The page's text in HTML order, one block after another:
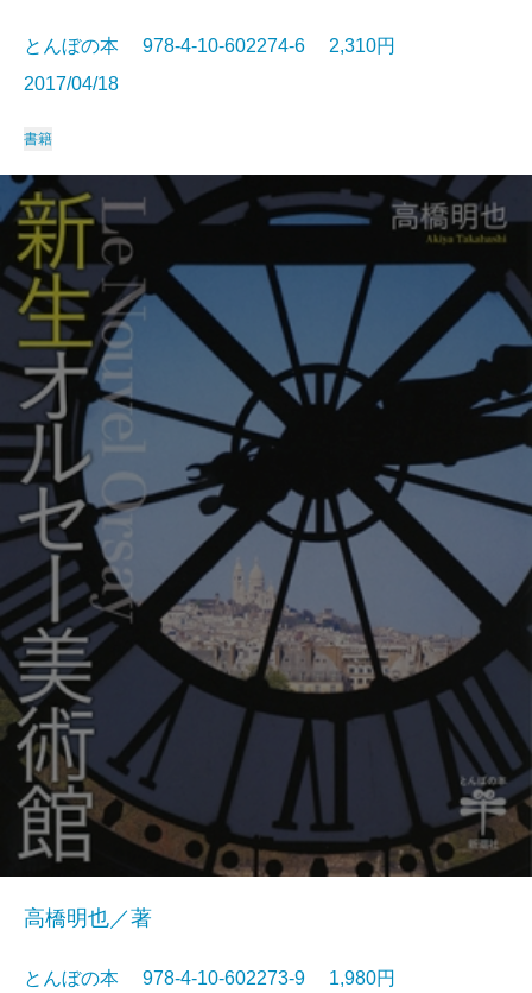
とんぼの本 978-4-10-602274-6 2,310円
2017/04/18
書籍
高橋明也／著
とんぼの本 978-4-10-602273-9 1,980円